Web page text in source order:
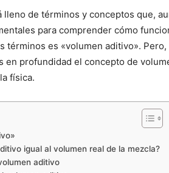
lleno de términos y conceptos que,
para comprender cómo
términos es «volumen aditivo».
en profundidad el concepto de
física.
igual al volumen real de la mezcla?
aditivo